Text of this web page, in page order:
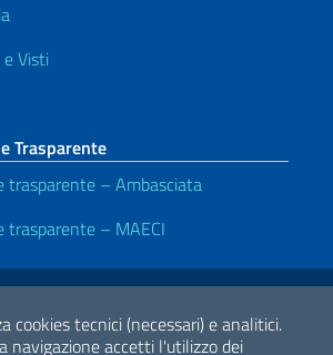
cookies tecnici (necessari) e analitici.
navigazione accetti l'utilizzo dei
Visti
Trasparente
trasparente – Ambasciata
trasparente – MAECI